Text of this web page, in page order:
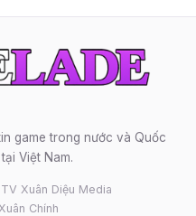
game trong nước và Quốc
Việt Nam.
Xuân Diệu Media
Chính